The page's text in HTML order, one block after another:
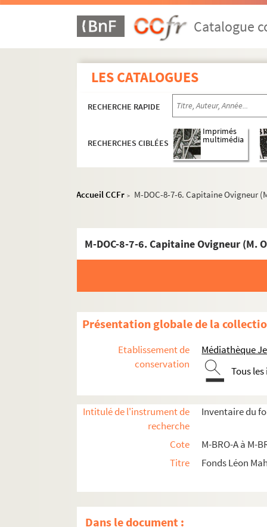
Catalogue
LES CATALOGUES
RECHERCHE RAPIDE
RECHERCHES CIBLÉES
Imprimés
multimédia
Accueil CCFr > M-DOC-8-7-6. Capitaine Ovigneur
M-DOC-8-7-6. Capitaine Ovigneur
Présentation globale de la
Etablissement de
conservation
Médiathèque
Tous
Intitulé de l'instrument de
recherche
Inventaire du
Cote
M-BRO-A à M-
Titre
Fonds Léon
Dans le document :
M-BRO. Brochures du fonds Mahieu
M-DOC. Documents du fonds Mahieu
M-DOC-4. Fêtes de Lille (1564-1840)
M-DOC-5. Fêtes de Lille (1841-1869)
M-DOC-8-2. Fêtes communale 1885
M-DOC-8-3. Fêtes communale 1886
M-DOC-8-4. Fêtes communale 1887
M-DOC-8-5. Fêtes communale 1888
M-DOC-8-6. Fêtes communale 1889
M-DOC-8-7. Fêtes communale 1892
M-DOC-8-7-2. Fastes de Lille :
M-DOC-8-7-3. Fastes de Lille :